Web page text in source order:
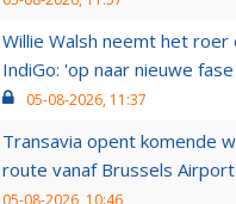
Willie Walsh neemt het roer
IndiGo: 'op naar nieuwe
05-08-2026, 11:37
Transavia opent komende
route vanaf Brussels Airport